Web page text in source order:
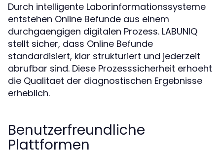
Durch intelligente Laborinformationssysteme
entstehen Online Befunde aus einem
durchgaengigen digitalen Prozess. LABUNIQ
stellt sicher, dass Online Befunde
standardisiert, klar strukturiert und jederzeit
abrufbar sind. Diese Prozesssicherheit erhoeht
die Qualitaet der diagnostischen Ergebnisse
erheblich.
Benutzerfreundliche
Plattformen